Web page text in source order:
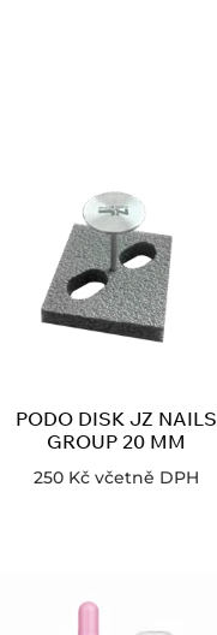
PODO DISK JZ NAILS
GROUP 20 MM
250 Kč včetně DPH